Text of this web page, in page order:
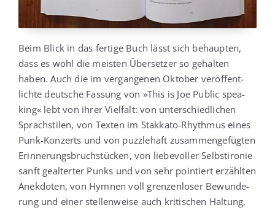
Beim Blick in das fer­ti­ge Buch lässt sich behaup­ten,
dass es wohl die meis­ten Über­set­zer so gehal­ten
haben. Auch die im ver­gan­ge­nen Okto­ber ver­öf­fent­
lich­te deut­sche Fas­sung von »This is Joe Public spea­
king« lebt von ihrer Viel­falt: von unter­schied­li­chen
Sprach­sti­len, von Tex­ten im Stak­ka­to-Rhyth­mus eines
Punk-Kon­zerts und von puz­zle­haft zusam­men­ge­füg­ten
Erin­ne­rungs­bruch­stü­cken, von lie­be­vol­ler Selbst­iro­nie
sanft geal­ter­ter Punks und von sehr poin­tiert erzähl­ten
Anek­do­ten, von Hym­nen voll gren­zen­lo­ser Bewun­de­
rung und einer stel­len­wei­se auch kri­ti­schen Hal­tung,